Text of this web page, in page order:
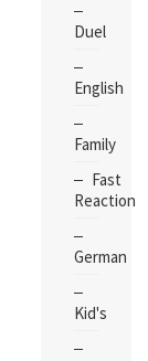
Duel
English
Family
Fast
Reaction
German
Kid's